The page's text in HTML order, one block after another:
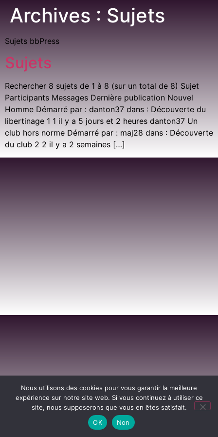
Archives : Sujets
Sujets bbPress
Sujets
Rechercher 8 sujets de 1 à 8 (sur un total de 8) Sujet
Participants Messages Dernière publication Nouvel
Homme Démarré par : danton37 dans : Découverte du
libertinage 1 1 il y a 5 jours et 2 heures danton37 Un
club hors norme Démarré par : maj28 dans : Découverte
du club 2 2 il y a 2 semaines […]
Nous utilisons des cookies pour vous garantir la meilleure
expérience sur notre site web. Si vous continuez à utiliser ce
site, nous supposerons que vous en êtes satisfait.
OK
Non